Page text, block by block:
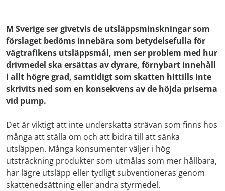
M Sverige ser givetvis de utsläppsminskningar som
förslaget bedöms innebära som betydelsefulla för
vägtrafikens utsläppsmål, men ser problem med hur
drivmedel ska ersättas av dyrare, förnybart innehåll
i allt högre grad, samtidigt som skatten hittills inte
skrivits ned som en konsekvens av de höjda priserna
vid pump.
Det är viktigt att inte underskatta strävan som finns hos
många att ställa om och att bidra till att sänka
utsläppen. Många konsumenter väljer i hög
utsträckning produkter som utmålas som mer hållbara,
har lägre utsläpp eller tydligt subventioneras genom
skattenedsättning eller andra styrmedel.